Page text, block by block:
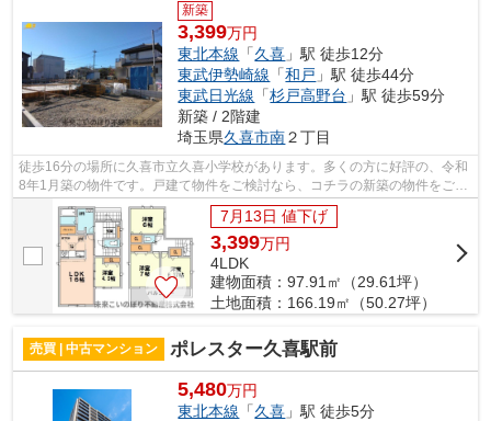
新築
3,399万円
東北本線 「久喜 」駅 徒歩12分
東武伊勢崎線 「和戸 」駅 徒歩44分
東武日光線 「杉戸高野台 」駅 徒歩59分
新築 / 2階建
埼玉県久喜市南２丁目
徒歩16分の場所に久喜市立久喜小学校があります。多くの方に好評の、令和
8年1月築の物件です。戸建て物件をご検討なら、コチラの新築の物件をご覧
ください。きれい好きな方に一押しな...
7月13日 値下げ
3,399万円
4LDK
建物面積：97.91㎡（29.61坪）
土地面積：166.19㎡（50.27坪）
売買 | 中古マンション ポレスター久喜駅前
5,480万円
東北本線 「久喜 」駅 徒歩5分